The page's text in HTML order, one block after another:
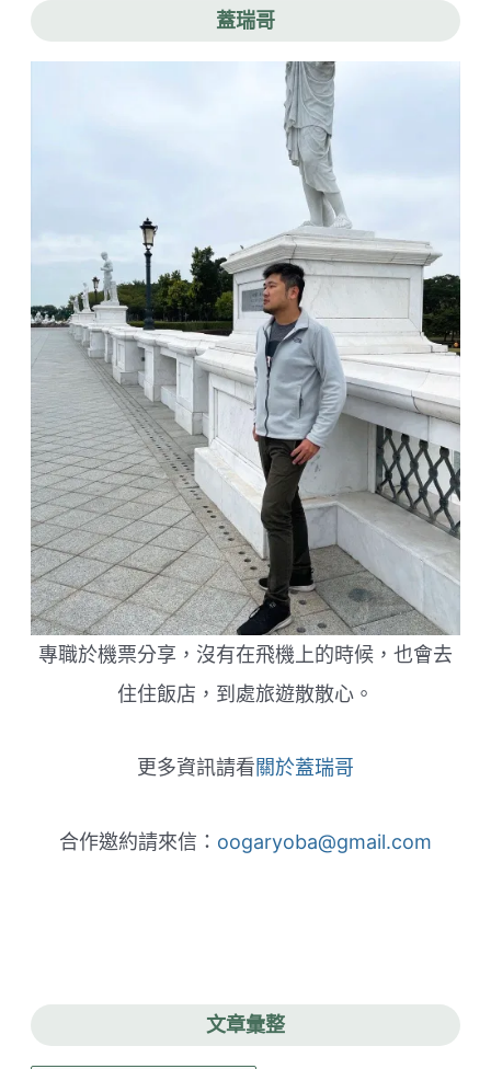
蓋瑞哥
專職於機票分享，沒有在飛機上的時候，也會去
住住飯店，到處旅遊散散心。
更多資訊請看關於蓋瑞哥
合作邀約請來信： oogaryoba@gmail.com
文章彙整